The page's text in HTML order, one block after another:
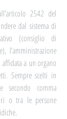
2542 del
dal sistema di
(consiglio di
l’amministrazione
affidata a un organo
Sempre scelti in
secondo comma
o tra le persone